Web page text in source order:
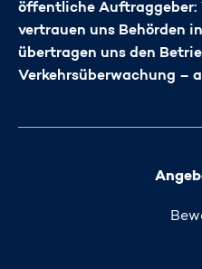
öffentliche Auftraggeber:
vertrauen uns Behörden
übertragen uns den
Verkehrsüberwachung –